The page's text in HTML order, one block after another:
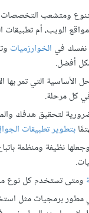
ومتشعب التخصصات
الويب، أم تطبيقات
نفسك في الخوارزميات
أفضل.
لتحقيق هدفك
بتطوير تطبيقات
نظيفة ومنظمة
ومتى تستخدم كل نوع
مطور برمجيات مثل